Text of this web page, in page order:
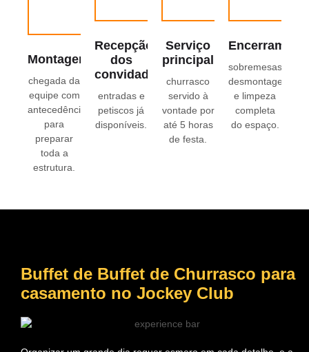
Montagem
chegada da
equipe com
antecedência
para
preparar
toda a
estrutura.
Recepção
dos
convidados
entradas e
petiscos já
disponíveis.
Serviço
principal
churrasco
servido à
vontade por
até 5 horas
de festa.
sobremesas,
desmontagem
e limpeza
completa
do espaço.
Buffet de Buffet de Churrasco para
casamento no Jockey Club